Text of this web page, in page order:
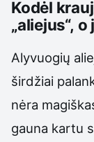
Kodėl
„aliejus“,
Alyvuogių
širdžiai
nėra
gauna kartu